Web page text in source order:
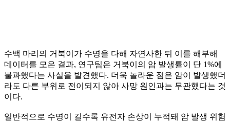
수백 마리의 거북이가 수명을 다해 자연사한 뒤 이를 해부해
데이터를 모은 결과, 연구팀은 거북이의 암 발생률이 단 1%에
불과했다는 사실을 발견했다. 더욱 놀라운 점은 암이 발생했더
라도 다른 부위로 전이되지 않아 사망 원인과는 무관했다는 것
이다.
일반적으로 수명이 길수록 유전자 손상이 누적돼 암 발생 위험